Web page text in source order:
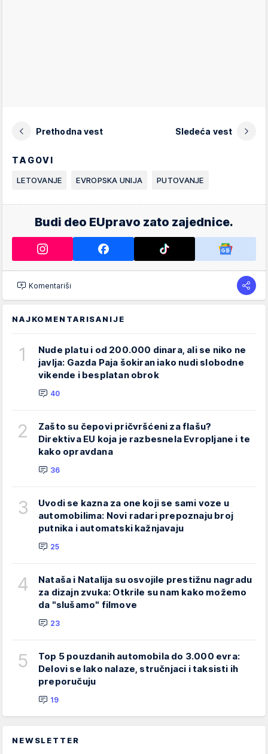
Prethodna vest Sledeća vest
TAGOVI
LETOVANJE EVROPSKA UNIJA PUTOVANJE
Budi deo EUpravo zato zajednice.
Komentariši
NAJKOMENTARISANIJE
1
Nude platu i od 200.000 dinara, ali se niko ne
javlja: Gazda Paja šokiran iako nudi slobodne
vikende i besplatan obrok
40
2
Zašto su čepovi pričvršćeni za flašu?
Direktiva EU koja je razbesnela Evropljane i te
kako opravdana
36
3
Uvodi se kazna za one koji se sami voze u
automobilima: Novi radari prepoznaju broj
putnika i automatski kažnjavaju
25
4
Nataša i Natalija su osvojile prestižnu nagradu
za dizajn zvuka: Otkrile su nam kako možemo
da "slušamo" filmove
23
5
Top 5 pouzdanih automobila do 3.000 evra:
Delovi se lako nalaze, stručnjaci i taksisti ih
preporučuju
19
NEWSLETTER